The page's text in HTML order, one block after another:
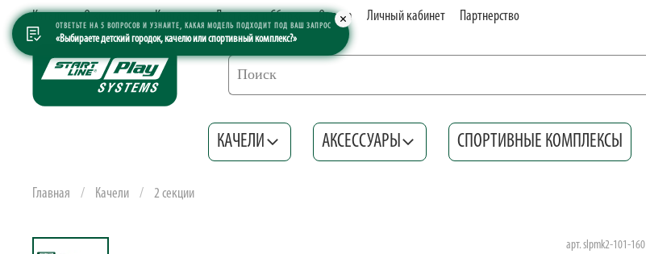
Каталог О компании Контакты Доставка и Сборка Оплата Личный кабинет Партнерство
КАЧЕЛИ АКСЕССУАРЫ СПОРТИВНЫЕ КОМПЛЕКСЫ
Главная Качели 2 секции
арт. slpmk2-101-160
ОТВЕТЬТЕ НА 5 ВОПРОСОВ И УЗНАЙТЕ, КАКАЯ МОДЕЛЬ ПОДХОДИТ ПОД ВАШ ЗАПРОС
«Выбираете детский городок, качелю или спортивный комплекс?»